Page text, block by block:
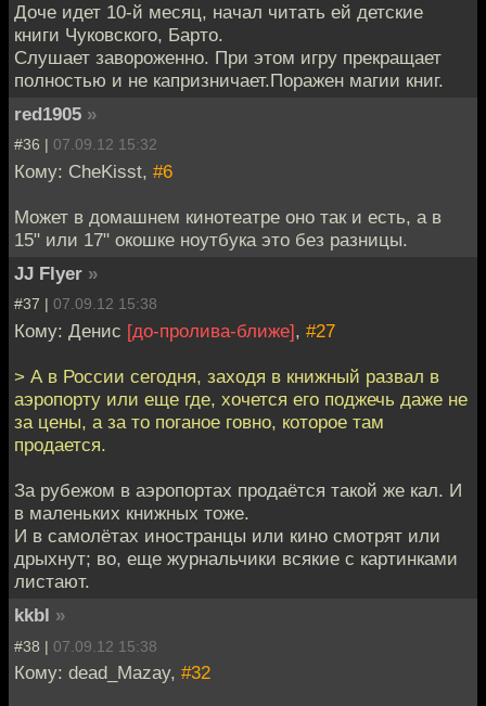
Доче идет 10-й месяц, начал читать ей детские
книги Чуковского, Барто.
Слушает завороженно. При этом игру прекращает
полностью и не капризничает.Поражен магии книг.
red1905 »
#36 | 07.09.12 15:32
Кому: CheKisst, #6
Может в домашнем кинотеатре оно так и есть, а в
15" или 17" окошке ноутбука это без разницы.
JJ Flyer »
#37 | 07.09.12 15:38
Кому: Денис [до-пролива-ближе], #27
> А в России сегодня, заходя в книжный развал в
аэропорту или еще где, хочется его поджечь даже не
за цены, а за то поганое говно, которое там
продается.
За рубежом в аэропортах продаётся такой же кал. И
в маленьких книжных тоже.
И в самолётах иностранцы или кино смотрят или
дрыхнут; во, еще журнальчики всякие с картинками
листают.
kkbl »
#38 | 07.09.12 15:38
Кому: dead_Mazay, #32